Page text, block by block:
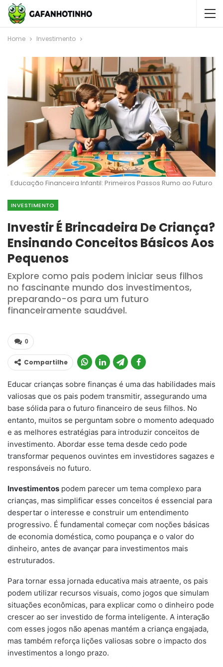
Home Investimento
Educação Financeira Infantil: Primeiros Passos Rumo ao Futuro
INVESTIMENTO
Investir É Brincadeira De Criança?
Ensinando Conceitos Básicos Aos
Pequenos
Explore como pais podem iniciar seus filhos
no fascinante mundo dos investimentos,
preparando-os para um futuro
financeiramente saudável.
0
Compartilhe
Educar crianças sobre finanças é uma das habilidades mais
valiosas que os pais podem transmitir, assegurando uma
base sólida para o futuro financeiro de seus filhos. No
entanto, muitos se perguntam sobre o momento adequado
e as melhores estratégias para introduzir conceitos de
investimento. Abordar esse tema desde cedo pode
transformar pequenos ouvintes em investidores sagazes e
responsáveis no futuro.
Investimentos podem parecer um tema complexo para
crianças, mas simplificar esses conceitos é essencial para
despertar o interesse e construir um entendimento
progressivo. É fundamental começar com noções básicas
de economia doméstica, como poupança e o valor do
dinheiro, antes de avançar para investimentos mais
estruturados.
Para tornar essa jornada educativa mais atraente, os pais
podem utilizar recursos visuais, como jogos que simulam
situações econômicas, para explicar como o dinheiro pode
crescer ao ser investido de forma inteligente. A interação
com esses jogos não apenas mantém a criança engajada,
mas também reforça lições valiosas sobre o impacto dos
investimentos a longo prazo.